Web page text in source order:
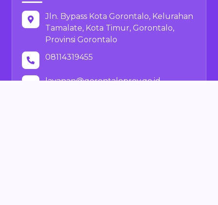
Jln. Bypass Kota Gorontalo, Kelurahan
Tamalate, Kota Timur, Gorontalo,
Provinsi Gorontalo
08114319455
layanan@gorontaloprov.go.id